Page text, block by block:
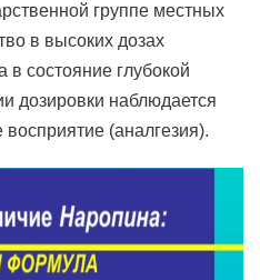
группе местных
в высоких дозах
в состояние глубокой
дозировки наблюдается
(аналгезия).